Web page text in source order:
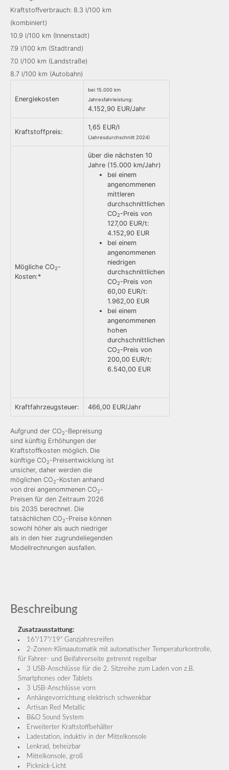
Kraftstoffverbrauch: 8.3 l/100 km
(kombiniert)
10.9 l/100 km (Innenstadt)
7.9 l/100 km (Stadtrand)
7.0 l/100 km (Landstraße)
8.7 l/100 km (Autobahn)
Energiekosten
bei 15.000 km
Jahresfahrleistung:
4.152,90 EUR/Jahr
Kraftstoffpreis:
1,65 EUR/l
(Jahresdurchschnitt 2024)
Mögliche CO2-
Kosten:*
über die nächsten 10
Jahre (15.000 km/Jahr)
bei einem
angenommenen
mittleren
durchschnittlichen
CO2-Preis von
127,00 EUR/t:
4.152,90 EUR
bei einem
angenommenen
niedrigen
durchschnittlichen
CO2-Preis von
60,00 EUR/t:
1.962,00 EUR
bei einem
angenommenen
hohen
durchschnittlichen
CO2-Preis von
200,00 EUR/t:
6.540,00 EUR
Kraftfahrzeugsteuer: 466,00 EUR/Jahr
Aufgrund der CO2-Bepreisung
sind künftig Erhöhungen der
Kraftstoffkosten möglich. Die
künftige CO2-Preisentwicklung ist
unsicher, daher werden die
möglichen CO2-Kosten anhand
von drei angenommenen CO2-
Preisen für den Zeitraum 2026
bis 2035 berechnet. Die
tatsächlichen CO2-Preise können
sowohl höher als auch niedriger
als in den hier zugrundeliegenden
Modellrechnungen ausfallen.
Beschreibung
Zusatzausstattung:
16"/17"/19" Ganzjahresreifen
2-Zonen-Klimaautomatik mit automatischer Temperaturkontrolle,
für Fahrer- und Beifahrerseite getrennt regelbar
3 USB-Anschlüsse für die 2. Sitzreihe zum Laden von z.B.
Smartphones oder Tablets
3 USB-Anschlüsse vorn
Anhängevorrichtung elektrisch schwenkbar
Artisan Red Metallic
B&O Sound System
Erweiterter Kraftstoffbehälter
Ladestation, induktiv in der Mittelkonsole
Lenkrad, beheizbar
Mittelkonsole, groß
Picknick-Licht